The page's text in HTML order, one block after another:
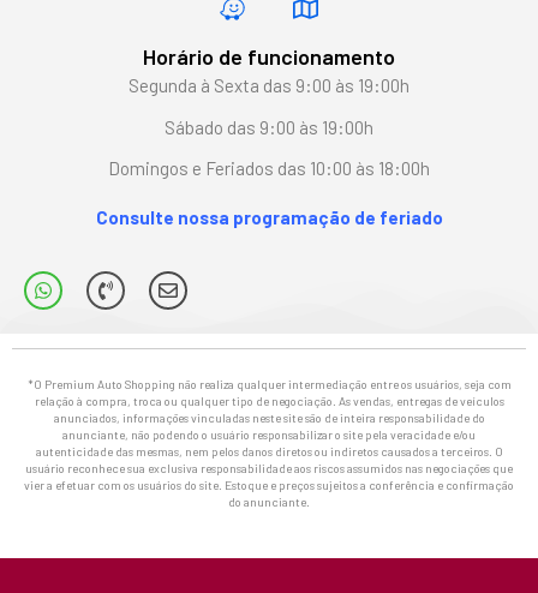
Horário de funcionamento
Segunda à Sexta das 9:00 às 19:00h
Sábado das 9:00 às 19:00h
Domingos e Feriados das 10:00 às 18:00h
Consulte nossa programação de feriado
*O Premium Auto Shopping não realiza qualquer intermediação entre os usuários, seja com
relação à compra, troca ou qualquer tipo de negociação. As vendas, entregas de veículos
anunciados, informações vinculadas neste site são de inteira responsabilidade do
anunciante, não podendo o usuário responsabilizar o site pela veracidade e/ou
autenticidade das mesmas, nem pelos danos diretos ou indiretos causados a terceiros. O
usuário reconhece sua exclusiva responsabilidade aos riscos assumidos nas negociações que
vier a efetuar com os usuários do site. Estoque e preços sujeitos a conferência e confirmação
do anunciante.